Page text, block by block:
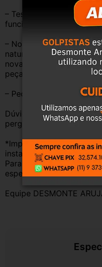
– Testamos as peças
funcionam perfeitamente.
– Nossas peças são
natural pelo tempo.
novas e sem uso. No
peças estão em BOM
– Peças são ORIGINAIS
Dúvidas sobre uso ou
perguntas;
*Importante: Não nos
instalações
Para evitar problemas,
especializado.
Equipe DESMONTE